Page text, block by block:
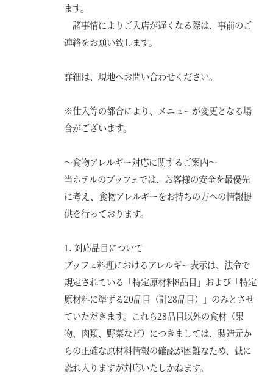
ます。
諸事情によりご入店が遅くなる際は、事前のご
連絡をお願い致します。
詳細は、現地へお問い合わせください。
※仕入等の都合により、メニューが変更となる場
合がございます。
～食物アレルギー対応に関するご案内～
当ホテルのブッフェでは、お客様の安全を最優先
に考え、食物アレルギーをお持ちの方への情報提
供を行っております。
1. 対応品目について
ブッフェ料理におけるアレルギー表示は、法令で
規定されている「特定原材料8品目」および「特定
原材料に準ずる20品目（計28品目）」のみとさせ
ていただきます。これら28品目以外の食材（果
物、肉類、野菜など）につきましては、製造元か
らの正確な原材料情報の確認が困難なため、誠に
恐れ入りますが対応いたしかねます。